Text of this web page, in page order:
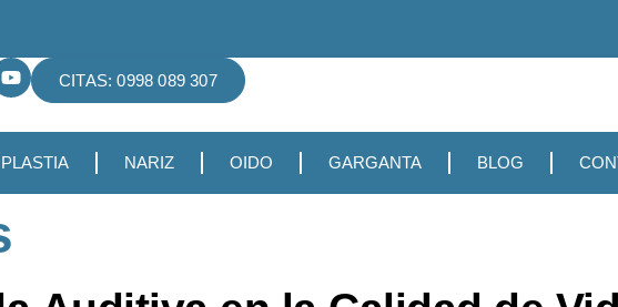
CITAS: 0998 089 307
NARIZ OIDO GARGANTA BLOG